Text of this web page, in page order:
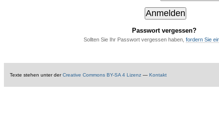
Passwort vergessen?
Sollten Sie Ihr Passwort vergessen haben, fordern Sie
Texte stehen unter derCreative Commons BY-SA 4 Lizenz— Kontakt